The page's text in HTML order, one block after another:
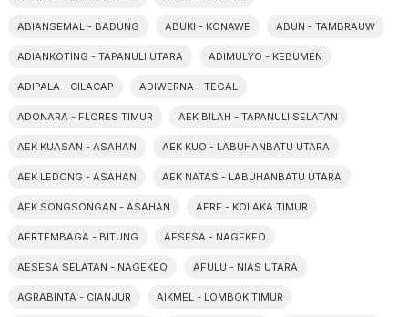
ABIANSEMAL - BADUNG ABUKI - KONAWE ABUN - TAMBRAUW
ADIANKOTING - TAPANULI UTARA ADIMULYO - KEBUMEN
ADIPALA - CILACAP ADIWERNA - TEGAL
ADONARA - FLORES TIMUR AEK BILAH - TAPANULI SELATAN
AEK KUASAN - ASAHAN AEK KUO - LABUHANBATU UTARA
AEK LEDONG - ASAHAN AEK NATAS - LABUHANBATU UTARA
AEK SONGSONGAN - ASAHAN AERE - KOLAKA TIMUR
AERTEMBAGA - BITUNG AESESA - NAGEKEO
AESESA SELATAN - NAGEKEO AFULU - NIAS UTARA
AGRABINTA - CIANJUR AIKMEL - LOMBOK TIMUR